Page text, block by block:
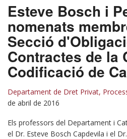
Esteve Bosch i
nomenats
Secció
Contractes de la
Codificació de
Departament de Dret Privat,
de abril de 2016
Els professors del Departament i
el Dr. Esteve Bosch Capdevila i el